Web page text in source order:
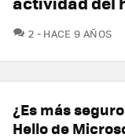
2 COMENTARIOS
HACE 9 AÑOS
¿Es más
Hello de